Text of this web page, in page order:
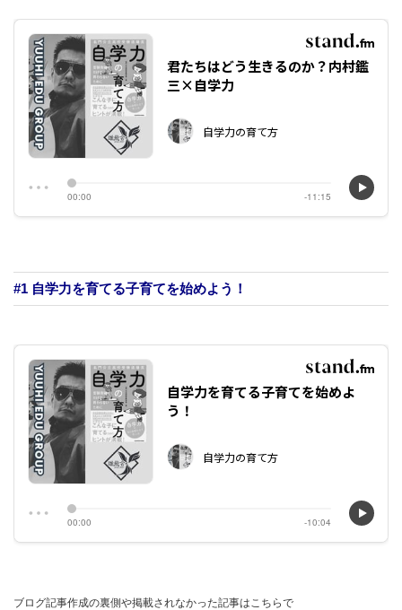
#1 自学力を育てる子育てを始めよう！
ブログ記事作成の裏側や掲載されなかった記事はこちらで